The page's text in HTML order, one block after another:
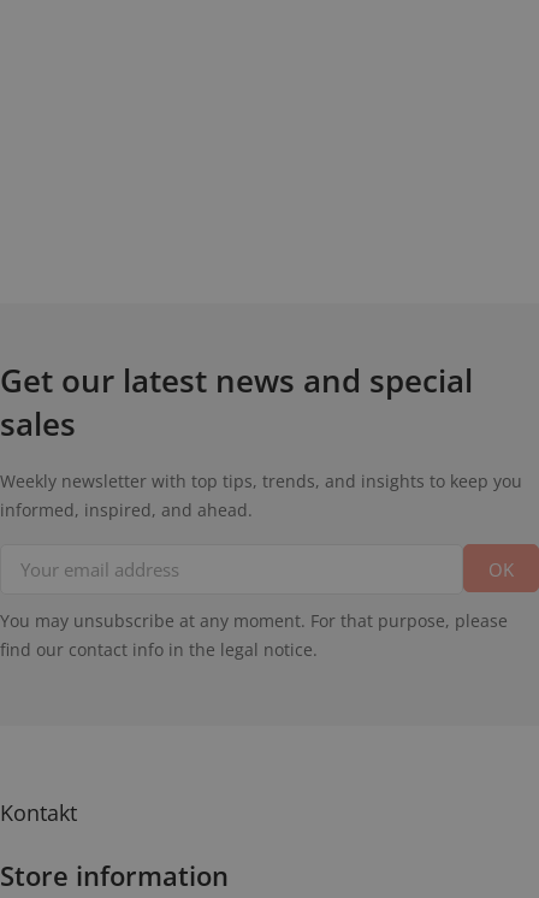
Get our latest news and special
sales
Weekly newsletter with top tips, trends, and insights to keep you
informed, inspired, and ahead.
You may unsubscribe at any moment. For that purpose, please
find our contact info in the legal notice.
Kontakt
Store information